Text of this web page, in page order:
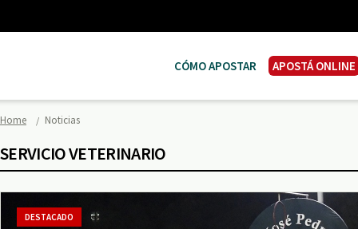
CÓMO APOSTAR APOSTÁ ONLINE
Home Noticias
SERVICIO VETERINARIO
DESTACADO